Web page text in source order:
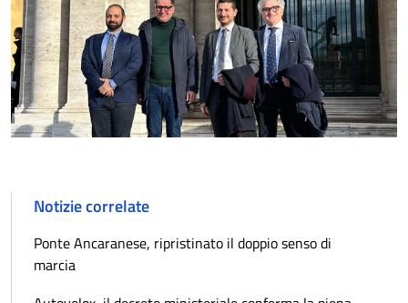
Notizie correlate
Ponte Ancaranese, ripristinato il doppio senso di
marcia